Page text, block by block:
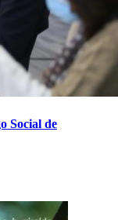
Social de